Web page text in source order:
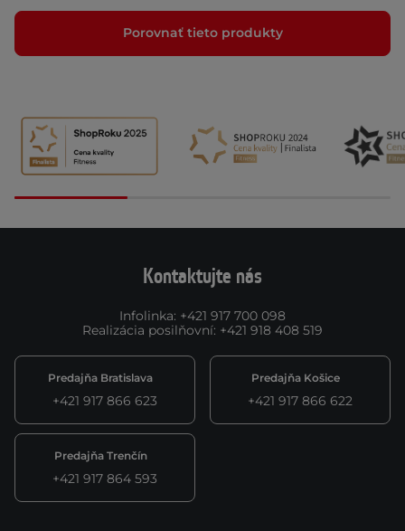
Porovnať tieto produkty
Kontaktujte nás
Infolinka: +421 917 700 098
Realizácia posilňovní: +421 918 408 519
Predajňa Bratislava
+421 917 866 623
Predajňa Košice
+421 917 866 622
Predajňa Trenčín
+421 917 864 593